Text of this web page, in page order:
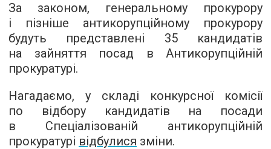
За законом, генеральному прокурору
і пізніше антикорупційному прокурору
будуть представлені 35 кандидатів
на зайняття посад в Антикорупційній
прокуратурі.
Нагадаємо, у складі конкурсної комісії
по відбору кандидатів на посади
в Спеціалізованій антикорупційній
прокуратурі відбулися зміни.